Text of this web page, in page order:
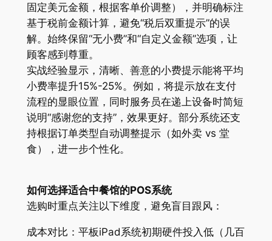
固定美元金额，根据客单价调整），并明确标注
基于税前金额计算，避免“税后双重提示”的误
解。始终保留“无小费”和“自定义金额”选项，让
顾客感到尊重。
实战经验显示，清晰、善意的小费提示能将平均
小费率提升15%-25%。例如，将提示放在支付
流程的显眼位置，同时服务员在递上设备时简短
说明“感谢您的支持”，效果更好。部分系统还支
持根据订单类型自动调整提示（如外卖 vs 堂
食），进一步个性化。
如何选择适合中餐馆的POS系统
选购时重点关注以下维度，避免盲目跟风：
成本对比：平板iPad系统初期硬件投入低（几百